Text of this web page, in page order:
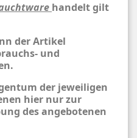
handelt gilt
der Artikel
und
der jeweiligen
hier nur zur
des angebotenen